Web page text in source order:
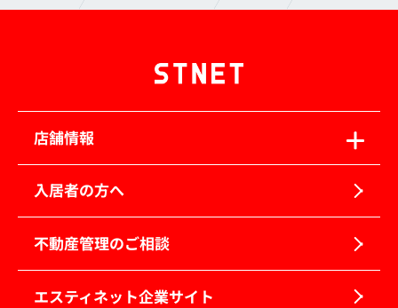
店舗情報
入居者の方へ
不動産管理のご相談
エスティネット企業サイト